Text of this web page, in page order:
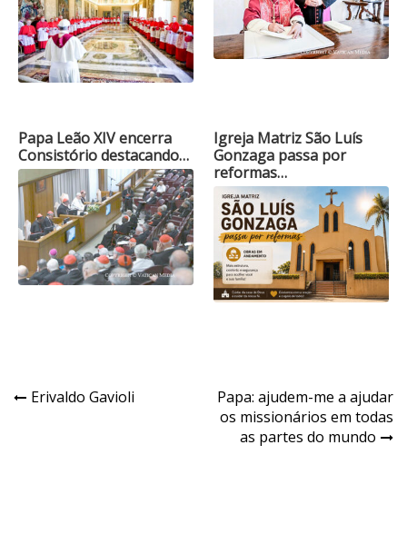
Papa Leão XIV encerra
Consistório destacando…
Igreja Matriz São Luís
Gonzaga passa por
reformas…
Navegação
Erivaldo Gavioli
Papa: ajudem-me a ajudar
os missionários em todas
as partes do mundo